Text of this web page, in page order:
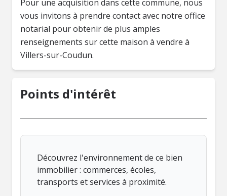
Pour une acquisition dans cette commune, nous
vous invitons à prendre contact avec notre office
notarial pour obtenir de plus amples
renseignements sur cette maison à vendre à
Villers-sur-Coudun.
Points d'intérêt
Découvrez l'environnement de ce bien
immobilier : commerces, écoles,
transports et services à proximité.